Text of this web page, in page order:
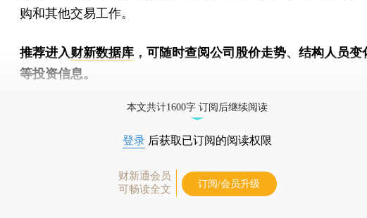
购和其他交易工作。
推荐进入财新数据库 ，可随时查阅公司股价走势、结构人员变
等投资信息。
本文共计1600字 订阅后继续阅读
登录 后获取已订阅的阅读权限
财新通会员
可畅读全文
订阅/会员升级